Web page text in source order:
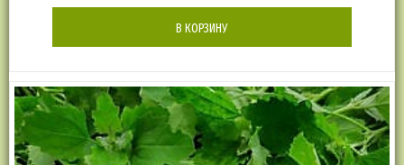
В КОРЗИНУ